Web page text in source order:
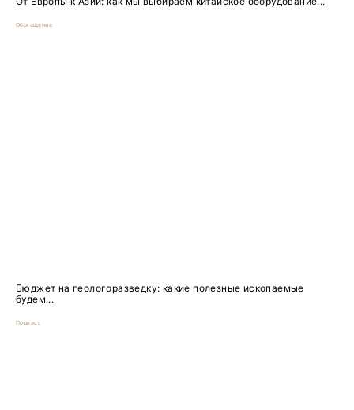
Обогащение
Бюджет на геологоразведку: какие полезные ископаемые
будем...
Подкаст